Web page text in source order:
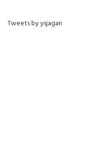
Tweets by ysjagan